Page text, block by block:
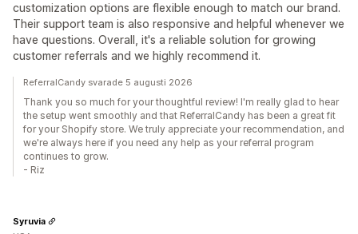
customization options are flexible enough to match our brand.
Their support team is also responsive and helpful whenever we
have questions. Overall, it's a reliable solution for growing
customer referrals and we highly recommend it.
ReferralCandy svarade 5 augusti 2026
Thank you so much for your thoughtful review! I'm really glad to hear
the setup went smoothly and that ReferralCandy has been a great fit
for your Shopify store. We truly appreciate your recommendation, and
we're always here if you need any help as your referral program
continues to grow.
- Riz
Syruvia